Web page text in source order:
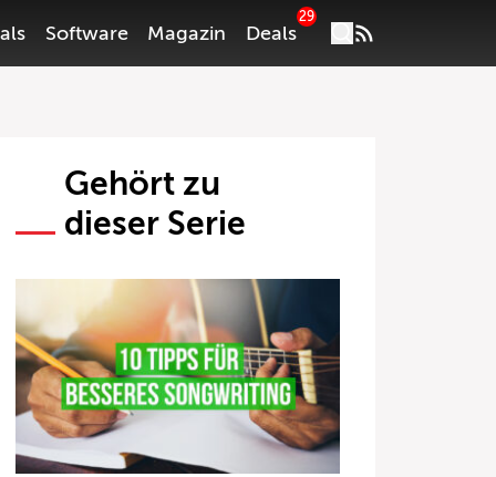
Software Magazin Deals
29
Gehört zu
dieser Serie